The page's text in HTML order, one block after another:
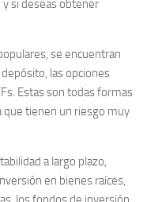
si deseas obtener
se encuentran
, lasopciones
. Estas son todas formas
que tienen un riesgo muy
a largo plazo,
en bienes raíces,